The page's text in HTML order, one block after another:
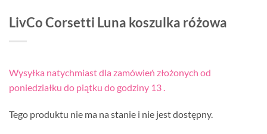
LivCo Corsetti Luna koszulka różowa
Wysyłka natychmiast dla zamówień złożonych od
poniedziałku do piątku do godziny 13 .
Tego produktu nie ma na stanie i nie jest dostępny.